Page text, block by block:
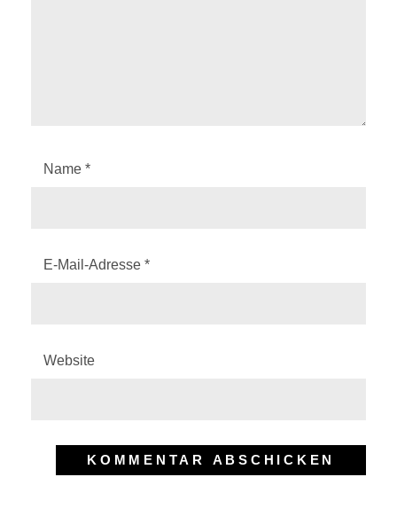
Name *
E-Mail-Adresse *
Website